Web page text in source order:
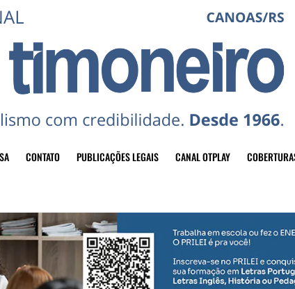
CONTATO PUBLICAÇÕES LEGAIS CANAL OTPLAY